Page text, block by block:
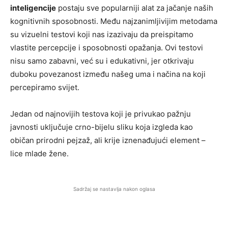
inteligencije postaju sve popularniji alat za jačanje naših
kognitivnih sposobnosti. Među najzanimljivijim metodama
su vizuelni testovi koji nas izazivaju da preispitamo
vlastite percepcije i sposobnosti opažanja. Ovi testovi
nisu samo zabavni, već su i edukativni, jer otkrivaju
duboku povezanost između našeg uma i načina na koji
percepiramo svijet.
Jedan od najnovijih testova koji je privukao pažnju
javnosti uključuje crno-bijelu sliku koja izgleda kao
običan prirodni pejzaž, ali krije iznenađujući element –
lice mlade žene.
Sadržaj se nastavlja nakon oglasa